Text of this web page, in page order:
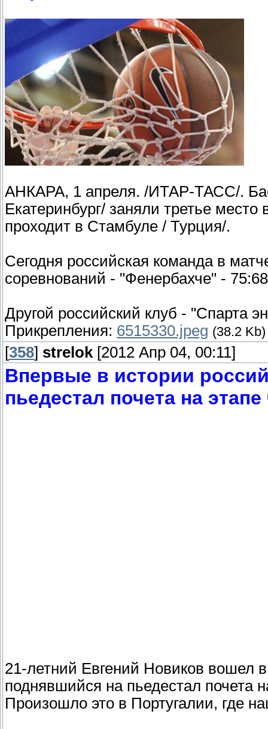
АНКАРА, 1 апреля. /ИТАР-ТАСС/.
Екатеринбург/ заняли третье
проходит в Стамбуле / Турция/.
Сегодня российская команда в
соревнований - "Фенербахче" -
Другой российский клуб - "Спарта
Прикрепления: 6515330.jpeg (38.2 Kb)
[358] strelok [2012 Апр 04, 00:11]
Впервые в истории
пьедестал почета на
21-летний Евгений Новиков вошел
поднявшийся на пьедестал почета
Произошло это в Португалии, где